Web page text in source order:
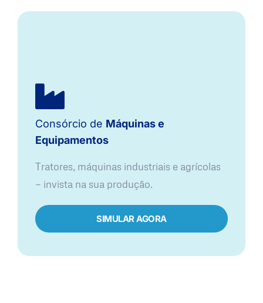
Consórcio de Máquinas e
Equipamentos
Tratores, máquinas industriais e agrícolas
— invista na sua produção.
SIMULAR AGORA